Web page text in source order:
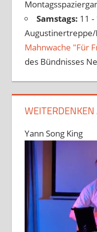
Samstags: 11 -
Augustinertreppe/
Mahnwache "Für
des Bündnisses
Yann Song King